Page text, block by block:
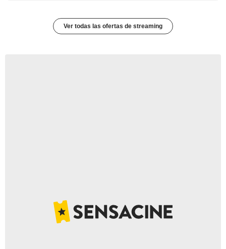
Ver todas las ofertas de streaming